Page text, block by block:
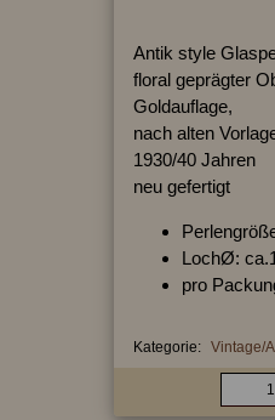
Antik style
floral geprägter
Goldauflage,
nach alten
1930/40 Jahren
neu gefertigt
LochØ:
pro
Kategorie: Vintage/